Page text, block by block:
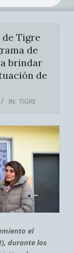
Tigre
de
brindar
de
IN: TIGRE
el
durante los